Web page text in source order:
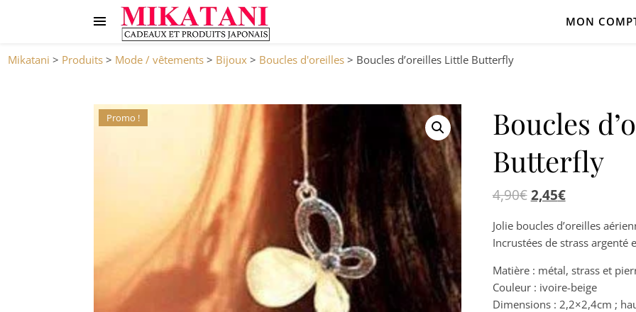
MON
Mikatani > Produits > Mode / vêtements > Bijoux > Boucles d'oreilles > Boucles d’oreilles Little Butterfly
Promo !
Boucles
Butterfly
4,90€ 2,45€
Jolie boucles d’oreilles
Incrustées de strass
Matière : métal, strass et
Couleur : ivoire-beige
Dimensions : 2,2×2,4cm ;